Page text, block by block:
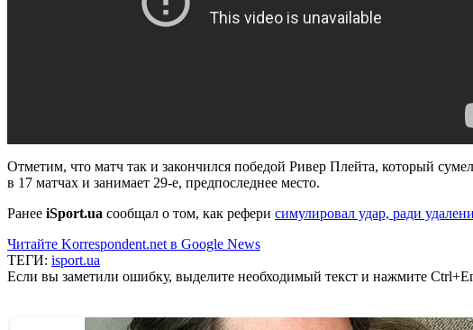
Отметим, что матч так и закончился победой Ривер Плейта, который
в 17 матчах и занимает 29-е, предпоследнее место.
Ранее iSport.ua сообщал о том, как рефери симулировал удар, ради
Читайте Korrespondent.net в Google News
ТЕГИ: isport.ua
Если вы заметили ошибку, выделите необходимый текст и нажмите